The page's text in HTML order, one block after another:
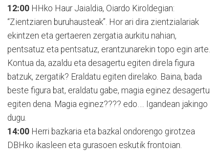
12:00 HHko Haur Jaialdia, Oiardo Kiroldegian:
“Zientziaren buruhausteak”. Hor ari dira zientzialariak
ekintzen eta gertaeren zergatia aurkitu nahian,
pentsatuz eta pentsatuz, erantzunarekin topo egin arte.
Kontua da, azaldu eta desagertu egiten direla figura
batzuk, zergatik? Eraldatu egiten direlako. Baina, bada
beste figura bat, eraldatu gabe, magia eginez desagertu
egiten dena. Magia eginez???? edo…. Igandean jakingo
dugu.
14:00 Herri bazkaria eta bazkal ondorengo girotzea
DBHko ikasleen eta gurasoen eskutik frontoian.